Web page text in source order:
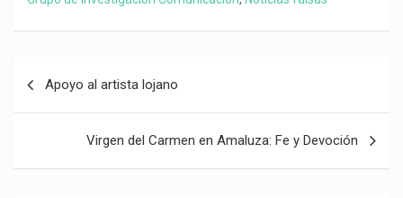
entradas
Apoyo al artista lojano
Virgen del Carmen en Amaluza: Fe y Devoción